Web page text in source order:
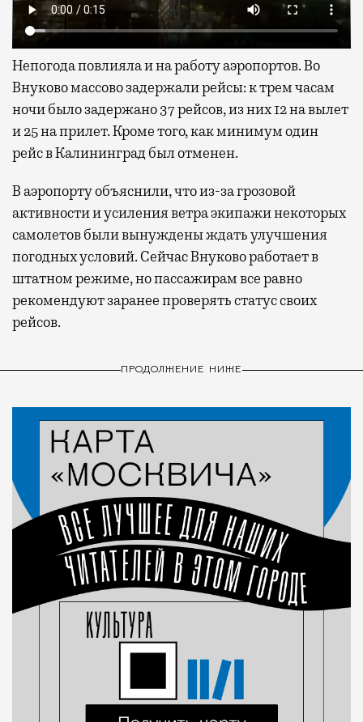
Непогода повлияла и на работу аэропортов. Во
Внуково массово задержали рейсы: к трем часам
ночи было задержано 37 рейсов, из них 12 на вылет
и 25 на прилет. Кроме того, как минимум один
рейс в Калининград был отменен.
В аэропорту объяснили, что из-за грозовой
активности и усиления ветра экипажи некоторых
самолетов были вынуждены ждать улучшения
погодных условий. Сейчас Внуково работает в
штатном режиме, но пассажирам все равно
рекомендуют заранее проверять статус своих
рейсов.
ПРОДОЛЖЕНИЕ НИЖЕ